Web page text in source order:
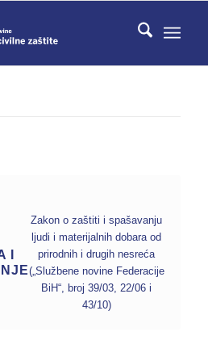
I
Zakon o zaštiti i spašavanju
ljudi i materijalnih dobara od
prirodnih i drugih nesreća
(„Službene novine Federacije
BiH“, broj 39/03, 22/06 i
43/10)